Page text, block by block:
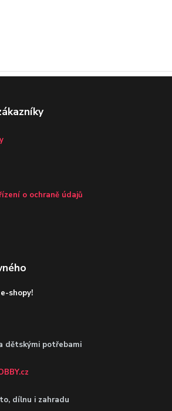
o ochraně údajů
shopy!
dětskými potřebami
dílnu i zahradu